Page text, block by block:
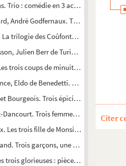
Trio : comédie en 3 actes. Adaptation
André Godfernaux. Triplepatte : pièce
trilogie des Coûfontaine. 1988
Julien Berr de Turique. Les trois
trois coups de minuit : pièce en 2 actes.
Eldo de Benedetti. Trois douzaines
Bourgeois. Trois épiciers : vaudeville en
Dancourt. Trois femmes pour un mari :
Les trois fille de Monsieur Dupont :
Trois garçons, une fille : comédie en
trois glorieuses : pièce en 4 actes. 1902
Citer